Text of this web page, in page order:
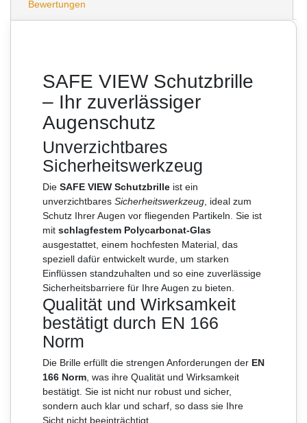
Bewertungen
SAFE VIEW Schutzbrille
– Ihr zuverlässiger
Augenschutz
Unverzichtbares
Sicherheitswerkzeug
Die SAFE VIEW Schutzbrille ist ein
unverzichtbares Sicherheitswerkzeug , ideal zum
Schutz Ihrer Augen vor fliegenden Partikeln. Sie ist
mit schlagfestem Polycarbonat-Glas
ausgestattet, einem hochfesten Material, das
speziell dafür entwickelt wurde, um starken
Einflüssen standzuhalten und so eine zuverlässige
Sicherheitsbarriere für Ihre Augen zu bieten.
Qualität und Wirksamkeit
bestätigt durch EN 166
Norm
Die Brille erfüllt die strengen Anforderungen der EN
166 Norm , was ihre Qualität und Wirksamkeit
bestätigt. Sie ist nicht nur robust und sicher,
sondern auch klar und scharf, so dass sie Ihre
Sicht nicht beeinträchtigt.